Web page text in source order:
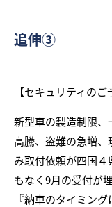
追伸③
【セキュリティの
新型車の製造制限
高騰、盗難の急増
み取付依頼が四国
もなく9月の受付が
『納車のタイミン